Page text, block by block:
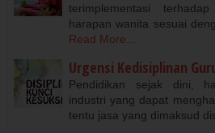
terimplementasi
harapan wanita sesuai
Read More...
Urgensi Kedisiplinan
Pendidikan sejak dini,
industri yang dapat
tentu jasa yang dimaksud